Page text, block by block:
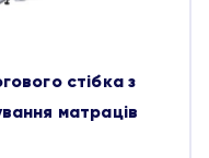
стібка з
матраців